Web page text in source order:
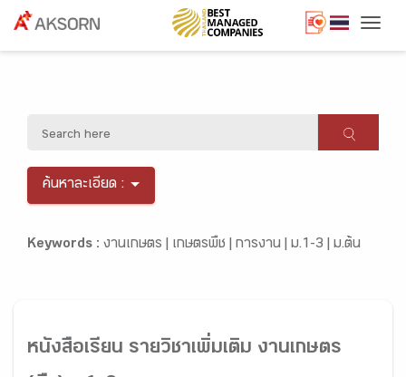
ค้นหาละเอียด :
Keywords : งานเกษตร | เกษตรพืช | การงาน | ม.1-3 | ม.ต้น
หนังสือเรียน รายวิชาเพิ่มเติม งานเกษตร